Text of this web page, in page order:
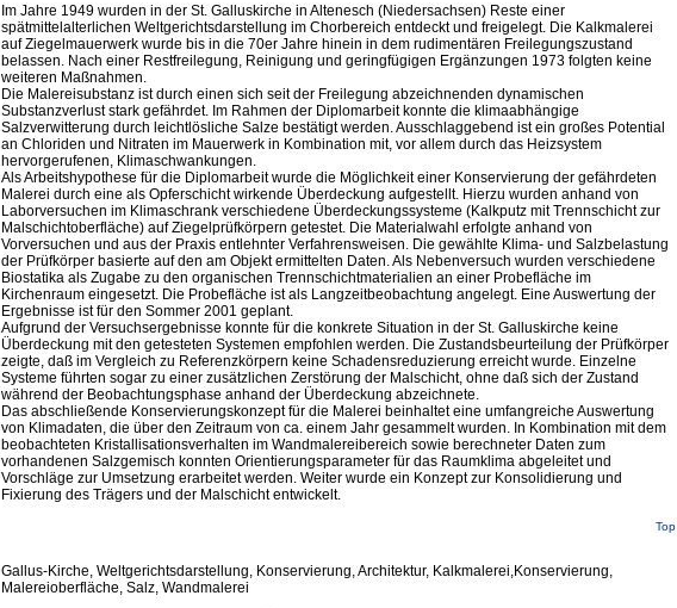
Im Jahre 1949 wurden in der St. Galluskirche in Altenesch (Niedersachsen) Reste einer
spätmittelalterlichen Weltgerichtsdarstellung im Chorbereich entdeckt und freigelegt. Die Kalkmalerei
auf Ziegelmauerwerk wurde bis in die 70er Jahre hinein in dem rudimentären Freilegungszustand
belassen. Nach einer Restfreilegung, Reinigung und geringfügigen Ergänzungen 1973 folgten keine
weiteren Maßnahmen.
Die Malereisubstanz ist durch einen sich seit der Freilegung abzeichnenden dynamischen
Substanzverlust stark gefährdet. Im Rahmen der Diplomarbeit konnte die klimaabhängige
Salzverwitterung durch leichtlösliche Salze bestätigt werden. Ausschlaggebend ist ein großes Potential
an Chloriden und Nitraten im Mauerwerk in Kombination mit, vor allem durch das Heizsystem
hervorgerufenen, Klimaschwankungen.
Als Arbeitshypothese für die Diplomarbeit wurde die Möglichkeit einer Konservierung der gefährdeten
Malerei durch eine als Opferschicht wirkende Überdeckung aufgestellt. Hierzu wurden anhand von
Laborversuchen im Klimaschrank verschiedene Überdeckungssysteme (Kalkputz mit Trennschicht zur
Malschichtoberfläche) auf Ziegelprüfkörpern getestet. Die Materialwahl erfolgte anhand von
Vorversuchen und aus der Praxis entlehnter Verfahrensweisen. Die gewählte Klima- und Salzbelastung
der Prüfkörper basierte auf den am Objekt ermittelten Daten. Als Nebenversuch wurden verschiedene
Biostatika als Zugabe zu den organischen Trennschichtmaterialien an einer Probefläche im
Kirchenraum eingesetzt. Die Probefläche ist als Langzeitbeobachtung angelegt. Eine Auswertung der
Ergebnisse ist für den Sommer 2001 geplant.
Aufgrund der Versuchsergebnisse konnte für die konkrete Situation in der St. Galluskirche keine
Überdeckung mit den getesteten Systemen empfohlen werden. Die Zustandsbeurteilung der Prüfkörper
zeigte, daß im Vergleich zu Referenzkörpern keine Schadensreduzierung erreicht wurde. Einzelne
Systeme führten sogar zu einer zusätzlichen Zerstörung der Malschicht, ohne daß sich der Zustand
während der Beobachtungsphase anhand der Überdeckung abzeichnete.
Das abschließende Konservierungskonzept für die Malerei beinhaltet eine umfangreiche Auswertung
von Klimadaten, die über den Zeitraum von ca. einem Jahr gesammelt wurden. In Kombination mit dem
beobachteten Kristallisationsverhalten im Wandmalereibereich sowie berechneter Daten zum
vorhandenen Salzgemisch konnten Orientierungsparameter für das Raumklima abgeleitet und
Vorschläge zur Umsetzung erarbeitet werden. Weiter wurde ein Konzept zur Konsolidierung und
Fixierung des Trägers und der Malschicht entwickelt.
Top
Gallus-Kirche, Weltgerichtsdarstellung, Konservierung, Architektur, Kalkmalerei,Konservierung,
Malereioberfläche, Salz, Wandmalerei